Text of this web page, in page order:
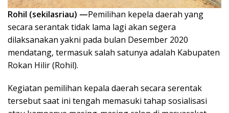
Rohil (sekilasriau) —Pemilihan kepela daerah yang
secara serantak tidak lama lagi akan segera
dilaksanakan yakni pada bulan Desember 2020
mendatang, termasuk salah satunya adalah Kabupaten
Rokan Hilir (Rohil).
Kegiatan pemilihan kepala daerah secara serentak
tersebut saat ini tengah memasuki tahap sosialisasi